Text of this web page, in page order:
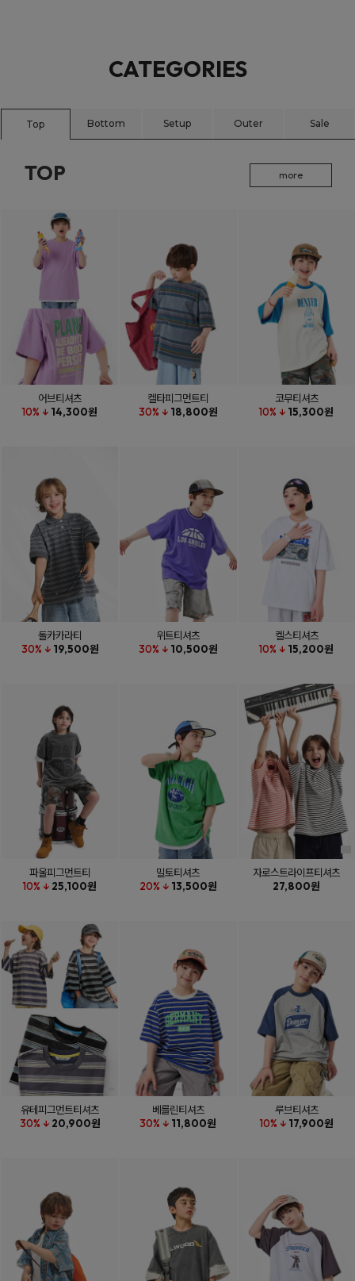
CATEGORIES
Top Bottom Setup Outer Sale
TOP more
어브티셔츠
10% ↓ 14,300원
켈타피그먼트티
30% ↓ 18,800원
코무티셔츠
10% ↓ 15,300원
돌카카라티
30% ↓ 19,500원
위트티셔츠
30% ↓ 10,500원
켈스티셔츠
10% ↓ 15,200원
파울피그먼트티
10% ↓ 25,100원
밀토티셔츠
20% ↓ 13,500원
자로스트라이프티셔츠
27,800원
유테피그먼트티셔츠
30% ↓ 20,900원
베를린티셔츠
30% ↓ 11,800원
루브티셔츠
10% ↓ 17,900원